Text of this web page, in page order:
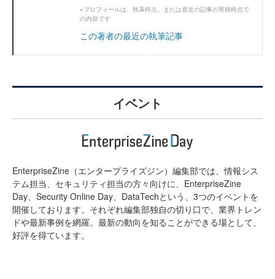
※プロフィールは、執筆時点、または直近の記事の寄稿時点で
の内容です
この著者の最近の執筆記事
イベント
EnterpriseZine（エンタープライズジン）編集部では、情報シス
テム担当、セキュリティ担当の方々向けに、EnterpriseZine
Day、Security Online Day、DataTechという、3つのイベントを
開催しております。それぞれ編集部独自の切り口で、業界トレン
ドや最新事例を網羅。最新の動向を知ることができる場として、
好評を得ています。